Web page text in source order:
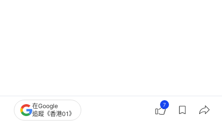
在Google
追蹤《香港01》
7